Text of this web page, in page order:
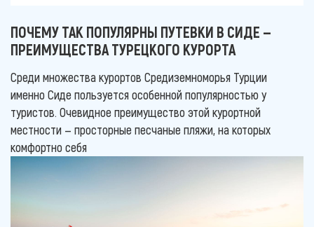
ПОЧЕМУ ТАК ПОПУЛЯРНЫ ПУТЕВКИ В СИДЕ —
ПРЕИМУЩЕСТВА ТУРЕЦКОГО КУРОРТА
Среди множества курортов Средиземноморья Турции
именно Сиде пользуется особенной популярностью у
туристов. Очевидное преимущество этой курортной
местности — просторные песчаные пляжи, на которых
комфортно себя